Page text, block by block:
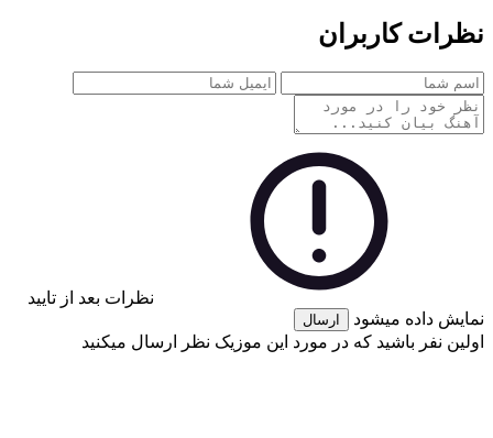
نظرات کاربران
نظرات بعد از تایید
نمایش داده میشود
ارسال
اولین نفر باشید که در مورد این موزیک نظر ارسال میکنید